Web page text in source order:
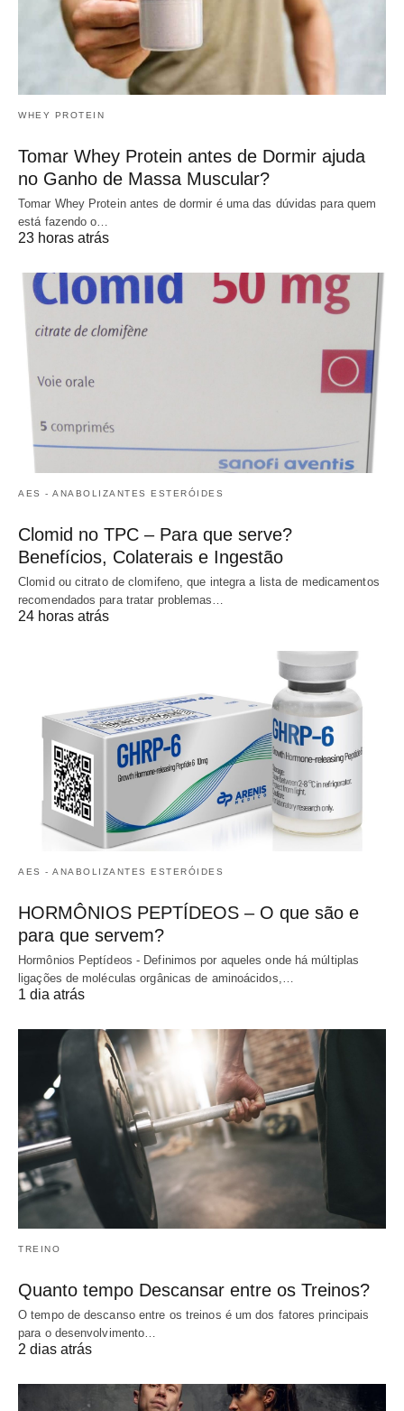
WHEY PROTEIN
Tomar Whey Protein antes de Dormir ajuda
no Ganho de Massa Muscular?
Tomar Whey Protein antes de dormir é uma das dúvidas para quem
está fazendo o…
23 horas atrás
AES - ANABOLIZANTES ESTERÓIDES
Clomid no TPC – Para que serve?
Benefícios, Colaterais e Ingestão
Clomid ou citrato de clomifeno, que integra a lista de medicamentos
recomendados para tratar problemas…
24 horas atrás
AES - ANABOLIZANTES ESTERÓIDES
HORMÔNIOS PEPTÍDEOS – O que são e
para que servem?
Hormônios Peptídeos - Definimos por aqueles onde há múltiplas
ligações de moléculas orgânicas de aminoácidos,…
1 dia atrás
TREINO
Quanto tempo Descansar entre os Treinos?
O tempo de descanso entre os treinos é um dos fatores principais
para o desenvolvimento…
2 dias atrás